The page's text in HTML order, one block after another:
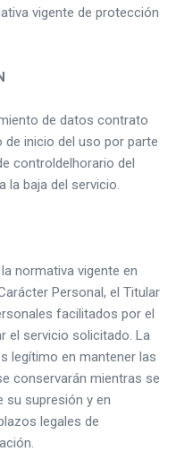
vigente de protección
de datos contrato
inicio del uso por parte
controldelhorario del
la baja del servicio.
normativa vigente en
Personal, el Titular
facilitados por el
el servicio solicitado. La
legítimo en mantener las
conservarán mientras se
su supresión y en
legales de